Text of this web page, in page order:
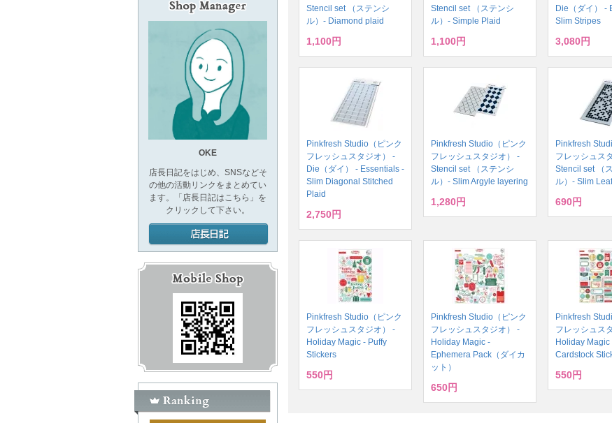
Stencil set （ステンシ
ル）- Diamond plaid
1,100円
Stencil set （ステンシ
ル）- Simple Plaid
1,100円
Die（ダイ） -
Slim Stripes
3,080円
Pinkfresh Studio（ピンク
フレッシュスタジオ） -
Die（ダイ） - Essentials -
Slim Diagonal Stitched
Plaid
2,750円
Pinkfresh Studio（ピンク
フレッシュスタジオ） -
Stencil set （ステンシ
ル）- Slim Argyle layering
1,280円
Pinkfresh
フレッシュス
Stencil set （
ル）- Slim
690円
Pinkfresh Studio（ピンク
フレッシュスタジオ） -
Holiday Magic - Puffy
Stickers
550円
Pinkfresh Studio（ピンク
フレッシュスタジオ） -
Holiday Magic -
Ephemera Pack（ダイカ
ット）
650円
Pinkfresh
フレッシュス
Holiday Magic
Cardstock
550円
OKE
店長日記をはじめ、SNSなどそ
の他の活動リンクをまとめてい
ます。「店長日記はこちら」を
クリックして下さい。